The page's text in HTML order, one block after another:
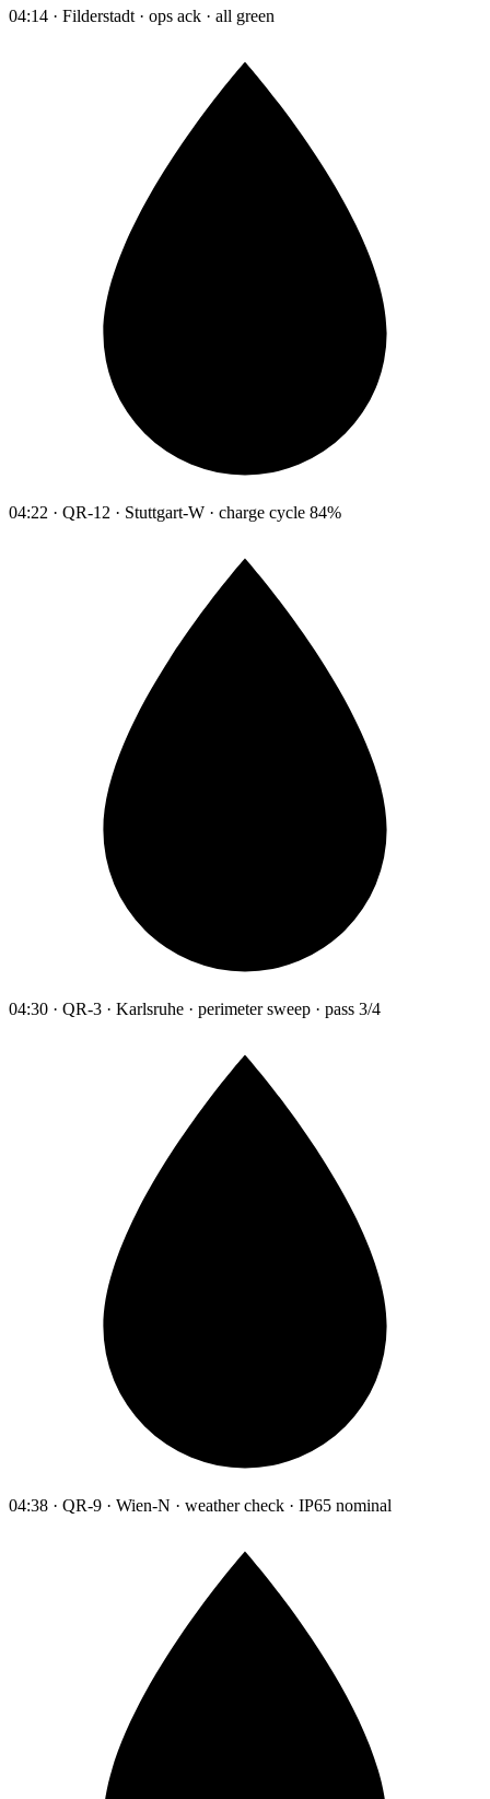
04:14 · Filderstadt · ops ack · all green
04:22 · QR-12 · Stuttgart-W · charge cycle 84%
04:30 · QR-3 · Karlsruhe · perimeter sweep · pass 3/4
04:38 · QR-9 · Wien-N · weather check · IP65 nominal